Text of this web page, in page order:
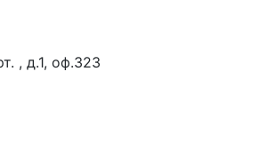
, д.1, оф.323